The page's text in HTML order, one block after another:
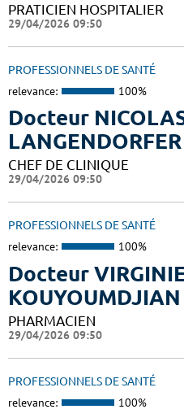
PRATICIEN HOSPITALIER
29/04/2026 09:50
PROFESSIONNELS DE SANTÉ
relevance: 100%
Docteur
LANGENDORFER
CHEF DE CLINIQUE
29/04/2026 09:50
PROFESSIONNELS DE SANTÉ
relevance: 100%
Docteur
KOUYOUMDJIAN
PHARMACIEN
29/04/2026 09:50
PROFESSIONNELS DE SANTÉ
relevance: 100%